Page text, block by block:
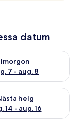
datum
aug. 7
Imorgon
7 - aug. 8
tillgängligheten
aug. 7 - aug. 9
helg
14 - aug. 16
tillgängligheten